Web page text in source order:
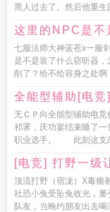
黑人过去了。然后他重生
这里的NPC是不
七服法师大神蓝苍x一服
是不是装了什么窃听器
削了？给不给容身之处啊
全能型辅助[电竞]
无ＣＰ向全能型辅助
祁霁，庆功宴结束睡了
职业选手。 此刻这支战
[电竞] 打野一级
顶流打野（宿泷）X毒瘤
社恐小兔受坠兔收光，
队友，当晚约朋友出去喝